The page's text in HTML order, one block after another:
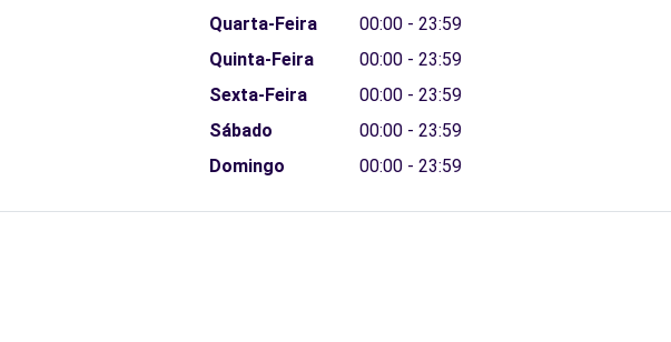
Quarta-Feira
00:00 - 23:59
Quinta-Feira
00:00 - 23:59
Sexta-Feira
00:00 - 23:59
Sábado
00:00 - 23:59
Domingo
00:00 - 23:59